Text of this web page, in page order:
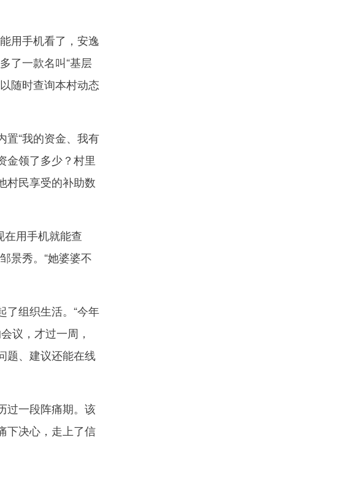
用手机看了，安逸
了一款名叫“基层
随时查询本村动态
“我的资金、我有
金领了多少？村里
村民享受的补助数
用手机就能查
景秀。“她婆婆不
组织生活。“今年
议，才过一周，
题、建议还能在线
一段阵痛期。该
下决心，走上了信